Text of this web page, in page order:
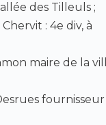
des Tilleuls ;
: 4e div, à
maire de la